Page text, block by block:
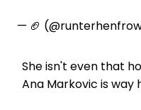
— 🏈
She isn't even that
Ana Markovic is way